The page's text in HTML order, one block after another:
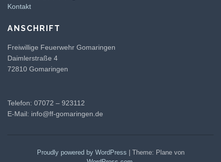
Kontakt
ANSCHRIFT
Freiwillige Feuerwehr Gomaringen
Daimlerstraße 4
72810 Gomaringen
Telefon: 07072 – 923112
E-Mail: info@ff-gomaringen.de
Proudly powered by WordPress
Theme: Plane von